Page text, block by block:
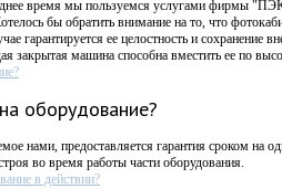
время мы пользуемся услугами фирмы
бы обратить внимание на то, что
гарантируется ее целостность и сохранение
закрытая машина способна вместить ее по
оборудование?
нами, предоставляется гарантия сроком на
во время работы части оборудования.
в действии?